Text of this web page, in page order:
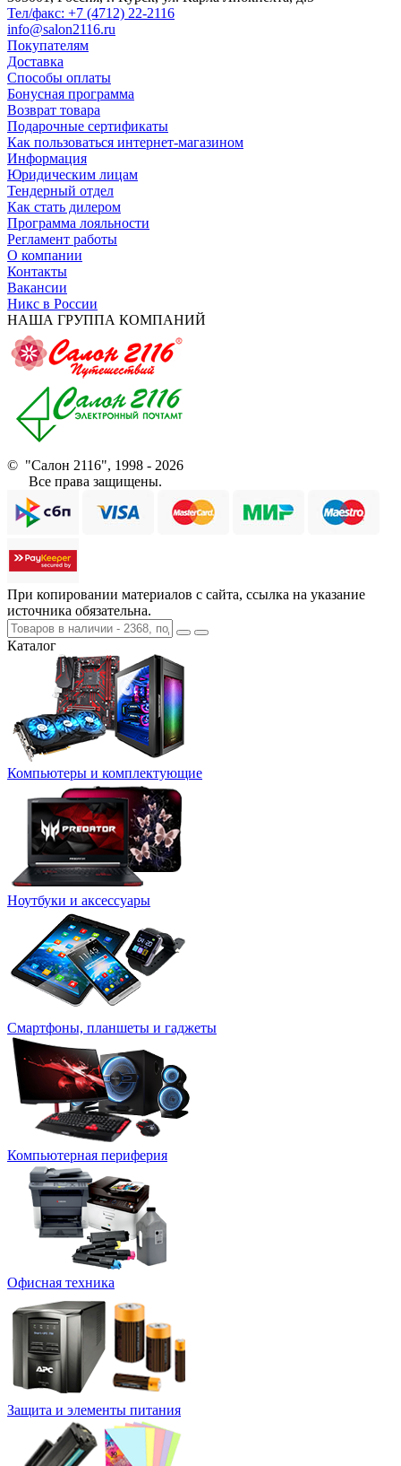
Тел/факс: +7 (4712) 22-2116
info@salon2116.ru
Покупателям
Доставка
Способы оплаты
Бонусная программа
Возврат товара
Подарочные сертификаты
Как пользоваться интернет-магазином
Информация
Юридическим лицам
Тендерный отдел
Как стать дилером
Программа лояльности
Регламент работы
О компании
Контакты
Вакансии
Никс в России
НАША ГРУППА КОМПАНИЙ
© "Салон 2116", 1998 - 2026
Все права защищены.
При копировании материалов с сайта, ссылка на указание
источника обязательна.
Каталог
Компьютеры и комплектующие
Ноутбуки и аксессуары
Смартфоны, планшеты и гаджеты
Компьютерная периферия
Офисная техника
Защита и элементы питания